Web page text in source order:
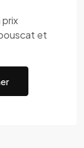
et